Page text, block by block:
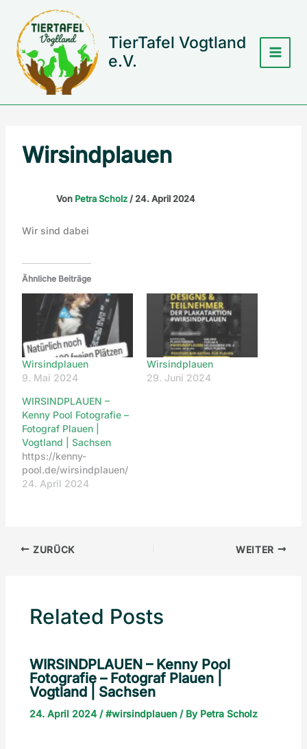
springen
TierTafel Vogtland
e.V.
Wirsindplauen
Von Petra Scholz / 24. April 2024
Wir sind dabei
Ähnliche Beiträge
Wirsindplauen
9. Mai 2024
Wirsindplauen
29. Juni 2024
WIRSINDPLAUEN –
Kenny Pool Fotografie –
Fotograf Plauen |
Vogtland | Sachsen
https://kenny-
pool.de/wirsindplauen/
24. April 2024
ZURÜCK WEITER
Related Posts
WIRSINDPLAUEN – Kenny Pool
Fotografie – Fotograf Plauen |
Vogtland | Sachsen
24. April 2024 /#wirsindplauen/ By Petra Scholz